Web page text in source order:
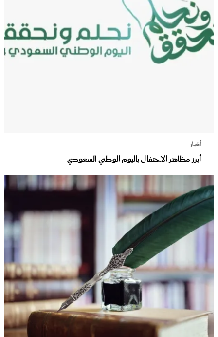
أخبار
أبرز مظاهر الاحتفال باليوم الوطني السعودي